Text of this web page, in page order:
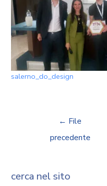
salerno_do_design
← File
precedente
cerca nel sito